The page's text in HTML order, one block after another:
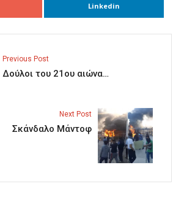
Linkedin
Previous Post
Δούλοι του 21ου αιώνα…
Next Post
Σκάνδαλο Μάντοφ